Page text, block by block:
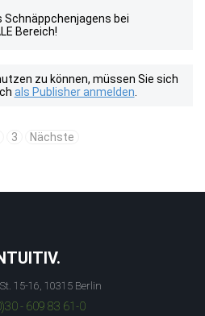
Schnäppchenjagens bei
Bereich!
zu können, müssen Sie sich
als Publisher anmelden
3 Nächste
15-16, 10315 Berlin
- 609 83 61-0